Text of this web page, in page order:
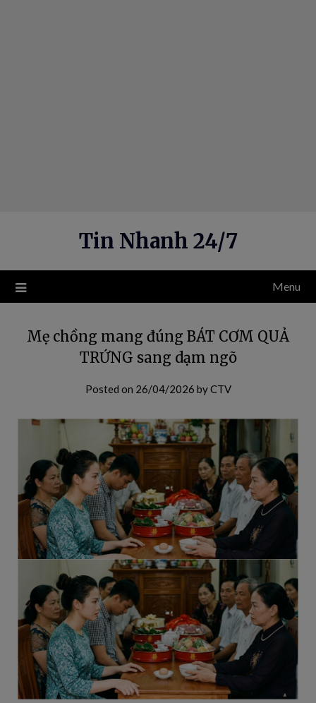
Tin Nhanh 24/7
Menu
Mẹ chồng mang đúng BÁT CƠM QUẢ
TRỨNG sang dạm ngõ
Posted on 26/04/2026 byCTV